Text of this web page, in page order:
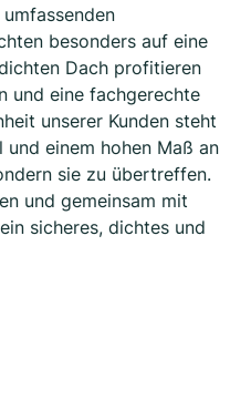
besonders auf eine
Dach profitieren
und eine fachgerechte
unserer Kunden steht
einem hohen Maß an
sie zu übertreffen.
und gemeinsam mit
sicheres, dichtes und